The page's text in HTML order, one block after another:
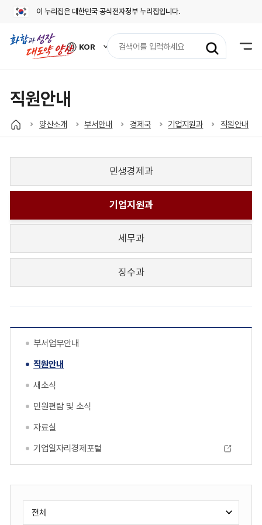
이 누리집은 대한민국 공식전자정부 누리집입니다.
검
색
KOR
로
가
기
기
직원안내
양산소개 부서안내 경제국 기업지원과 직원안내
민생경제과
기업지원과
세무과
징수과
부서업무안내
직원안내
새소식
민원편람 및 소식
자료실
기업일자리경제포털
게
검